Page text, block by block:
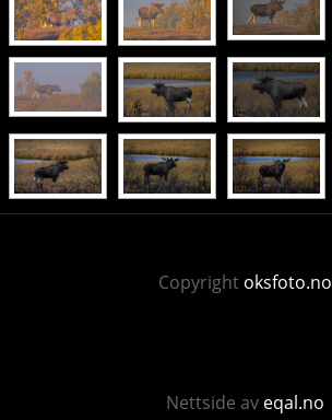
Copyright oksfoto.no
Nettside av eqal.no